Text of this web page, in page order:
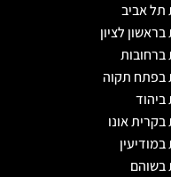
תל אביב
לציון
ברחובות
בפתח תקוה
ביהוד
אונו
בשוהם